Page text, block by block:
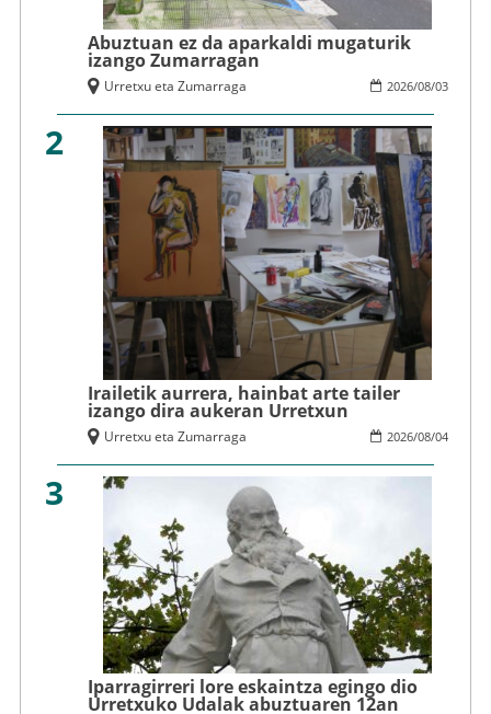
Abuztuan ez da aparkaldi mugaturik
izango Zumarragan
2026/08/03
Urretxu eta Zumarraga
2
Irailetik aurrera, hainbat arte tailer
izango dira aukeran Urretxun
2026/08/04
Urretxu eta Zumarraga
3
Iparragirreri lore eskaintza egingo dio
Urretxuko Udalak abuztuaren 12an